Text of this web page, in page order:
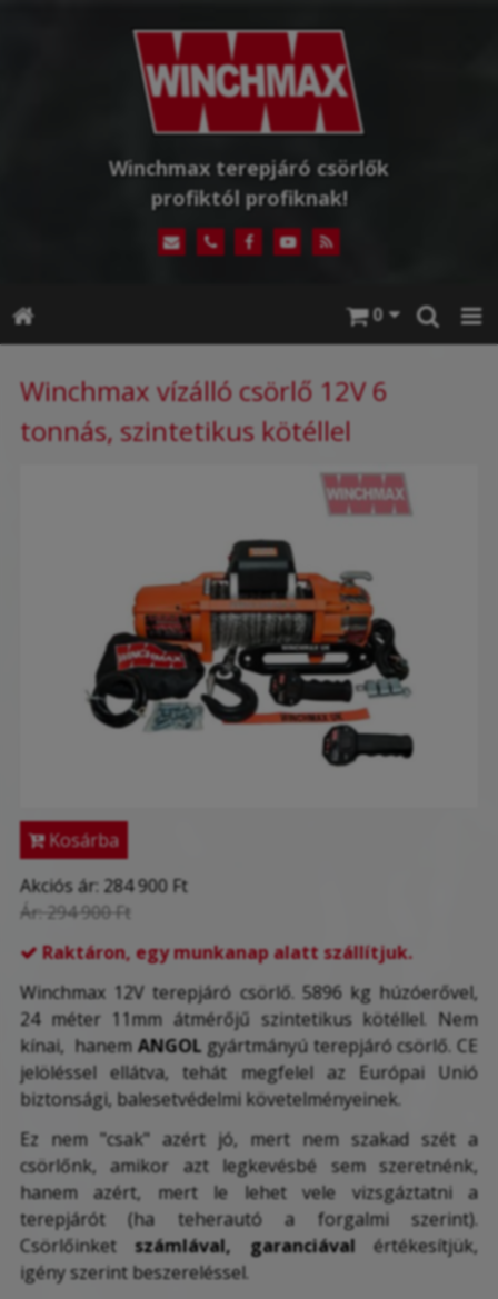
Winchmax terepjáró csörlők
profiktól profiknak!
0
Winchmax vízálló csörlő 12V 6
tonnás, szintetikus kötéllel
Kosárba
Akciós ár: 284 900 Ft
Ár: 294 900 Ft
 Raktáron, egy munkanap alatt szállítjuk.
Winchmax 12V terepjáró csörlő. 5896 kg húzóerővel,
24 méter 11mm átmérőjű szintetikus kötéllel. Nem
kínai, hanem ANGOLgyártmányú terepjáró csörlő. CE
jelöléssel ellátva, tehát megfelel az Európai Unió
biztonsági, balesetvédelmi követelményeinek.
Ez nem "csak" azért jó, mert nem szakad szét a
csörlőnk, amikor azt legkevésbé sem szeretnénk,
hanem azért, mert le lehet vele vizsgáztatni a
terepjárót (ha teherautó a forgalmi szerint).
Csörlőinketszámlával, garanciával értékesítjük,
igény szerint beszereléssel.